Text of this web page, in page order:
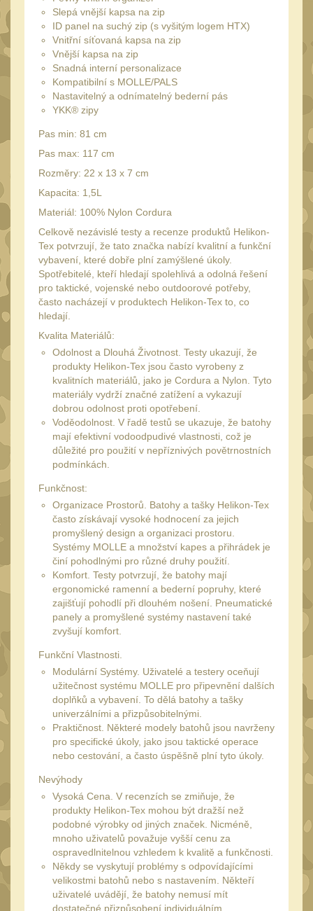
Na přežití26
Ostatní
MONTÁŽE PRO OPTIKU
Adaptéry a risery
Boční montáže
Montáže pro optiku
1" Picatinny
1" Dovetail 13
30mm Picatinny
30mm Dovetail 14
34mm31
Montáže pre kolimátory
Ostatní 13
Montáže na hlaveň 3
Montáže pro svítilny
Předpažbí56
Pre AK11
Pre M4/AR15
Pažby51
Raily, lišty, krytky 66
Přední rukojeti50
Zadní rukojeti 20
Mechanická mířidla
Dvojnožky na hlaveň2
Dvojnožky pro picatinny
Dvojnožky pro M-LOK
Dvojnožky pro Keymod
Dvojnožky na otočný
15
Popruhy a poutka40
Príslušenstvo 18
OPTIKY(145)
Slepá vnější kapsa na zip
ID panel na suchý zip (s vyšitým logem HTX)
Vnitřní síťovaná kapsa na zip
Vnější kapsa na zip
Snadná interní personalizace
Kompatibilní s MOLLE/PALS
Nastavitelný a odnímatelný bederní pás
YKK® zipy
Pas min: 81 cm
Pas max: 117 cm
Rozměry: 22 x 13 x 7 cm
Kapacita: 1,5L
Materiál: 100% Nylon Cordura
Celkově nezávislé testy a recenze produktů Helikon-
Tex potvrzují, že tato značka nabízí kvalitní a funkční
vybavení, které dobře plní zamýšlené úkoly.
Spotřebitelé, kteří hledají spolehlivá a odolná řešení
pro taktické, vojenské nebo outdoorové potřeby,
často nacházejí v produktech Helikon-Tex to, co
hledají.
Kvalita Materiálů:
Odolnost a Dlouhá Životnost. Testy ukazují, že
produkty Helikon-Tex jsou často vyrobeny z
kvalitních materiálů, jako je Cordura a Nylon. Tyto
materiály vydrží značné zatížení a vykazují
dobrou odolnost proti opotřebení.
Voděodolnost. V řadě testů se ukazuje, že batohy
mají efektivní vodoodpudivé vlastnosti, což je
důležité pro použití v nepříznivých povětrnostních
podmínkách.
Funkčnost:
Organizace Prostorů. Batohy a tašky Helikon-Tex
často získávají vysoké hodnocení za jejich
promyšlený design a organizaci prostoru.
Systémy MOLLE a množství kapes a přihrádek je
činí pohodlnými pro různé druhy použití.
Komfort. Testy potvrzují, že batohy mají
ergonomické ramenní a bederní popruhy, které
zajišťují pohodlí při dlouhém nošení. Pneumatické
panely a promyšlené systémy nastavení také
zvyšují komfort.
Funkční Vlastnosti.
Modulární Systémy. Uživatelé a testery oceňují
užitečnost systému MOLLE pro připevnění dalších
doplňků a vybavení. To dělá batohy a tašky
univerzálními a přizpůsobitelnými.
Praktičnost. Některé modely batohů jsou navrženy
pro specifické úkoly, jako jsou taktické operace
nebo cestování, a často úspěšně plní tyto úkoly.
Nevýhody
Vysoká Cena. V recenzích se zmiňuje, že
produkty Helikon-Tex mohou být dražší než
podobné výrobky od jiných značek. Nicméně,
mnoho uživatelů považuje vyšší cenu za
ospravedlnitelnou vzhledem k kvalitě a funkčnosti.
Někdy se vyskytují problémy s odpovídajícími
velikostmi batohů nebo s nastavením. Někteří
uživatelé uvádějí, že batohy nemusí mít
dostatečné přizpůsobení individuálním